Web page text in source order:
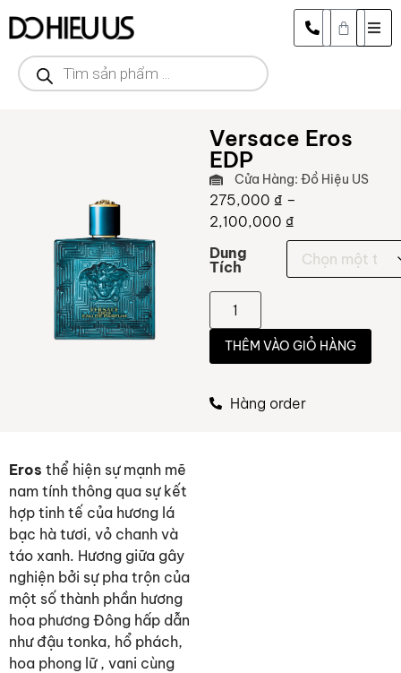
Versace Eros
EDP
Cửa Hàng: Đồ Hiệu US
275,000 ₫ –
2,100,000 ₫
Dung
Tích
THÊM VÀO GIỎ HÀNG
Hàng order
Eros thể hiện sự mạnh mẽ
nam tính thông qua sự kết
hợp tinh tế của hương lá
bạc hà tươi, vỏ chanh và
táo xanh. Hương giữa gây
nghiện bởi sự pha trộn của
một số thành phần hương
hoa phương Đông hấp dẫn
như đậu tonka, hổ phách,
hoa phong lữ , vani cùng